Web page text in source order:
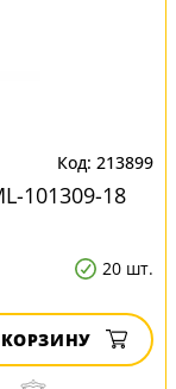
213899
101309-18
20 шт.